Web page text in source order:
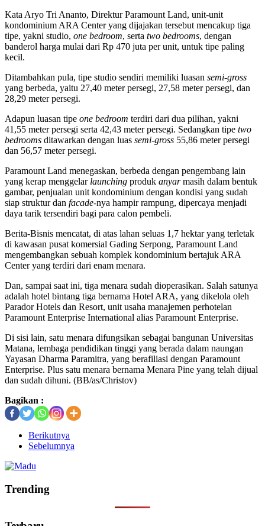
Kata Aryo Tri Ananto, Direktur Paramount Land, unit-unit
kondominium ARA Center yang dijajakan tersebut mencakup tiga
tipe, yakni studio, one bedroom, serta two bedrooms, dengan
banderol harga mulai dari Rp 470 juta per unit, untuk tipe paling
kecil.
Ditambahkan pula, tipe studio sendiri memiliki luasan semi-gross
yang berbeda, yaitu 27,40 meter persegi, 27,58 meter persegi, dan
28,29 meter persegi.
Adapun luasan tipe one bedroom terdiri dari dua pilihan, yakni
41,55 meter persegi serta 42,43 meter persegi. Sedangkan tipe two
bedrooms ditawarkan dengan luas semi-gross 55,86 meter persegi
dan 56,57 meter persegi.
Paramount Land menegaskan, berbeda dengan pengembang lain
yang kerap menggelar launching produk anyarmasih dalam bentuk
gambar, penjualan unit kondominium dengan kondisi yang sudah
siap struktur dan facade-nya hampir rampung, dipercaya menjadi
daya tarik tersendiri bagi para calon pembeli.
Berita-Bisnis mencatat, di atas lahan seluas 1,7 hektar yang terletak
di kawasan pusat komersial Gading Serpong, Paramount Land
mengembangkan sebuah komplek kondominium bertajuk ARA
Center yang terdiri dari enam menara.
Dan, sampai saat ini, tiga menara sudah dioperasikan. Salah satunya
adalah hotel bintang tiga bernama Hotel ARA, yang dikelola oleh
Parador Hotels dan Resort, unit usaha manajemen perhotelan
Paramount Enterprise International alias Paramount Enterprise.
Di sisi lain, satu menara difungsikan sebagai bangunan Universitas
Matana, lembaga pendidikan tinggi yang berada dalam naungan
Yayasan Dharma Paramitra, yang berafiliasi dengan Paramount
Enterprise. Plus satu menara bernama Menara Pine yang telah dijual
dan sudah dihuni. (BB/as/Christov)
Bagikan :
Berikutnya
Sebelumnya
Trending